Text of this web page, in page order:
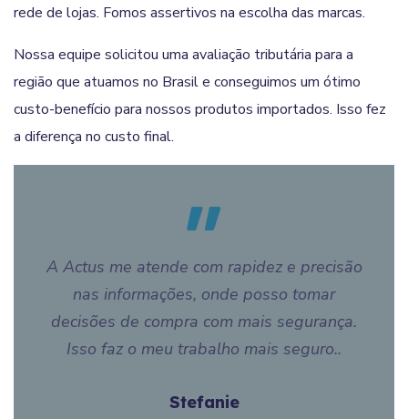
rede de lojas. Fomos assertivos na escolha das marcas.
Nossa equipe solicitou uma avaliação tributária para a
região que atuamos no Brasil e conseguimos um ótimo
custo-benefício para nossos produtos importados. Isso fez
a diferença no custo final.
A Actus me atende com rapidez e precisão
nas informações, onde posso tomar
decisões de compra com mais segurança.
Isso faz o meu trabalho mais seguro..
Stefanie